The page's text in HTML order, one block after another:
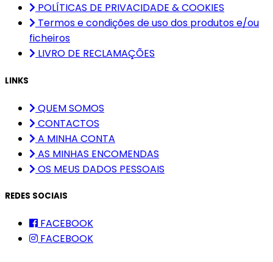
POLÍTICAS DE PRIVACIDADE & COOKIES
Termos e condições de uso dos produtos e/ou
ficheiros
LIVRO DE RECLAMAÇÕES
LINKS
QUEM SOMOS
CONTACTOS
A MINHA CONTA
AS MINHAS ENCOMENDAS
OS MEUS DADOS PESSOAIS
REDES SOCIAIS
FACEBOOK
FACEBOOK